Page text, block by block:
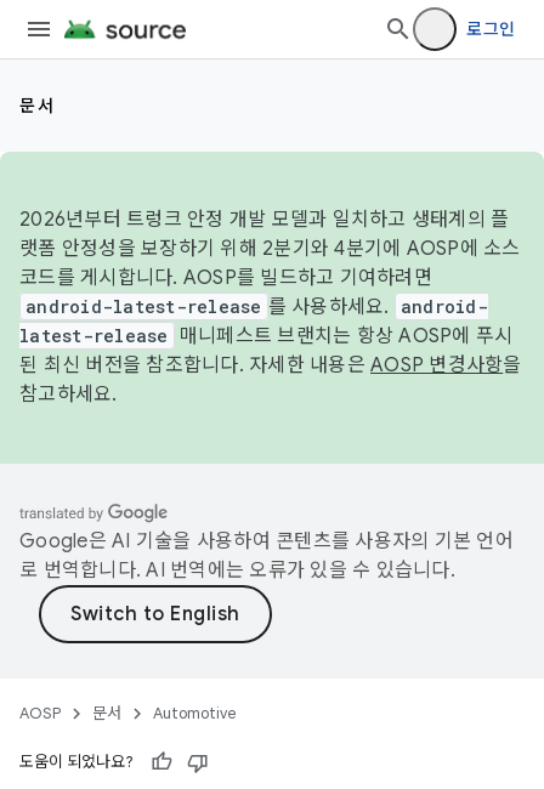
로그인
문서
2026년부터 트렁크 안정 개발 모델과 일치하고 생태계의 플
랫폼 안정성을 보장하기 위해 2분기와 4분기에 AOSP에 소스
코드를 게시합니다. AOSP를 빌드하고 기여하려면
android-latest-release 를 사용하세요.
android-
latest-release
매니페스트 브랜치는 항상 AOSP에 푸시
된 최신 버전을 참조합니다. 자세한 내용은 AOSP 변경사항을
참고하세요.
Google은 AI 기술을 사용하여 콘텐츠를 사용자의 기본 언어
로 번역합니다. AI 번역에는 오류가 있을 수 있습니다.
AOSP 문서 Automotive
도움이 되었나요?